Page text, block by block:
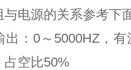
与电源的关系参考下
： 0～ 5000HZ ，
占空比50%